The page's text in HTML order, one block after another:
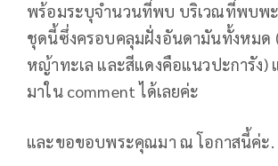
พร้อมระบุจำนวนที่พบ บริเวณที่พบพ
ชุดนี้ซึ่งครอบคลุมฝั่งอันดามันทั้งหมด
หญ้าทะเล และสีแดงคือแนวปะการัง)
มาใน comment ได้เลยค่ะ
และขอขอบพระคุณมา ณ โอกาสนี้ค่ะ.